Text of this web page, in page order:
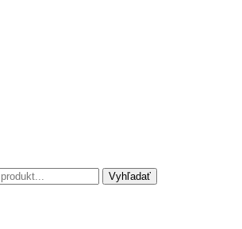
Vyhľadať